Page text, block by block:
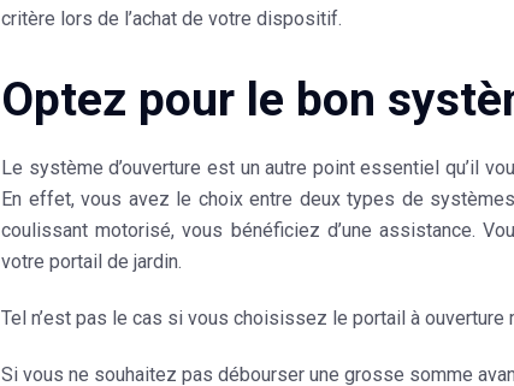
critère lors de l’achat de votre dispositif.
Optez pour le bon
Le système d’ouverture est un autre point essentiel qu’il
En effet, vous avez le choix entre deux types de
coulissant motorisé, vous bénéficiez d’une assistance.
votre portail de jardin.
Tel n’est pas le cas si vous choisissez le portail à ouverture
Si vous ne souhaitez pas débourser une grosse somme